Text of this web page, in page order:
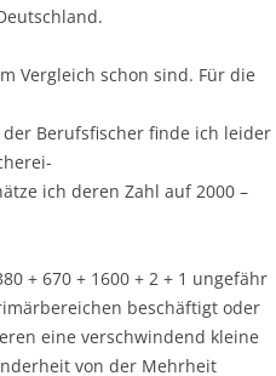
Vergleich schon sind. Für die
Berufsfischer finde ich leider
ich deren Zahl auf 2000 –
+ 670 + 1600 + 2 + 1 ungefähr
beschäftigt oder
eine verschwindend kleine
von der Mehrheit